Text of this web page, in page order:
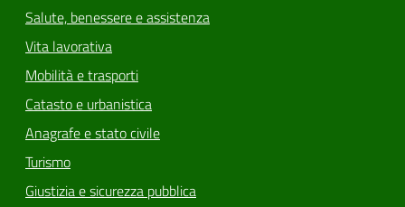
Salute, benessere e assistenza
Vita lavorativa
Mobilità e trasporti
Catasto e urbanistica
Anagrafe e stato civile
Turismo
Giustizia e sicurezza pubblica